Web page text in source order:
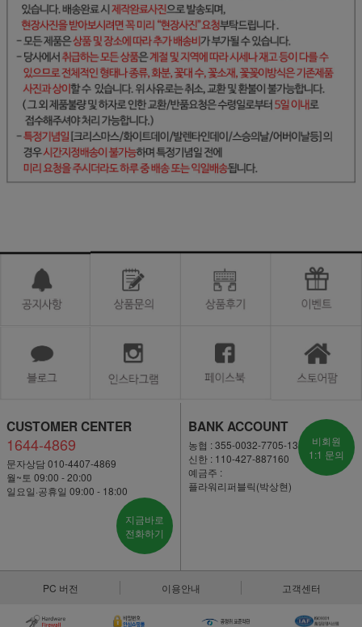
CUSTOMER CENTER
1644-4869
문자상담 010-4407-4869
월~토 09:00 - 20:00
일요일·공휴일 09:00 - 18:00
지금바로
전화하기
BANK ACCOUNT
농협 : 355-0032-7705-13
신한 : 110-427-887160
예금주 :
플라워리퍼블릭(박상현)
비회원
1:1 문의
PC 버전 이용안내 고객센터